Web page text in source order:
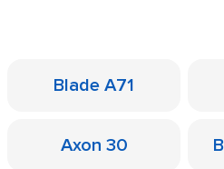
Blade A71
Axon 30